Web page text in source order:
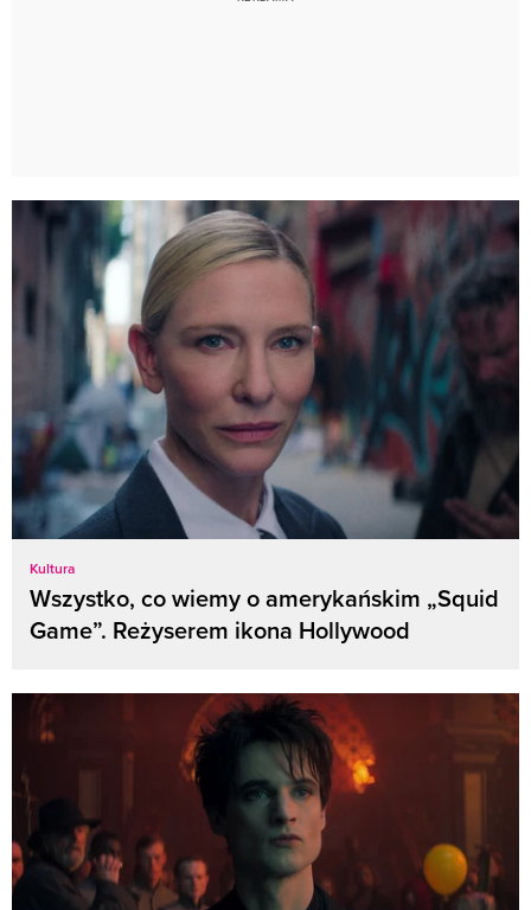
Kultura
Wszystko, co wiemy o amerykańskim „Squid
Game”. Reżyserem ikona Hollywood